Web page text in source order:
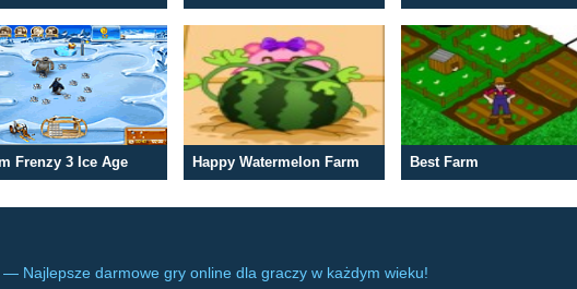
Frenzy 3 Ice Age Happy Watermelon Farm Best Farm
Najlepsze darmowe gry online dla graczy w każdym wieku!